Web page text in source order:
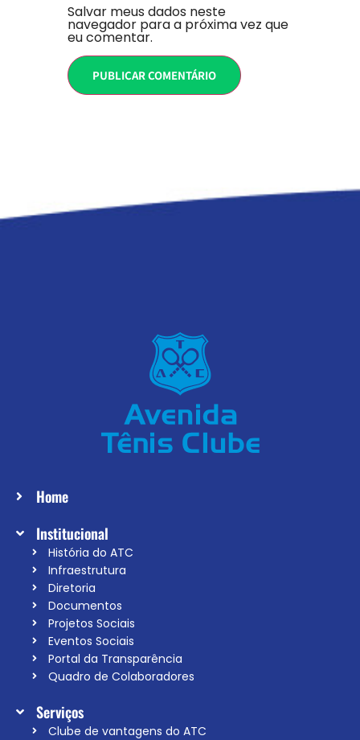
Salvar meus dados neste
navegador para a próxima vez que
eu comentar.
Home
Institucional
História do ATC
Infraestrutura
Diretoria
Documentos
Projetos Sociais
Eventos Sociais
Portal da Transparência
Quadro de Colaboradores
Serviços
Clube de vantagens do ATC